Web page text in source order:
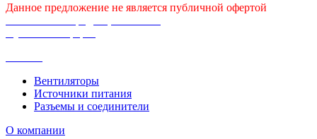
Данное предложение не является публичной офертой
Вентиляторы
Источники питания
Разъемы и соединители
О компании